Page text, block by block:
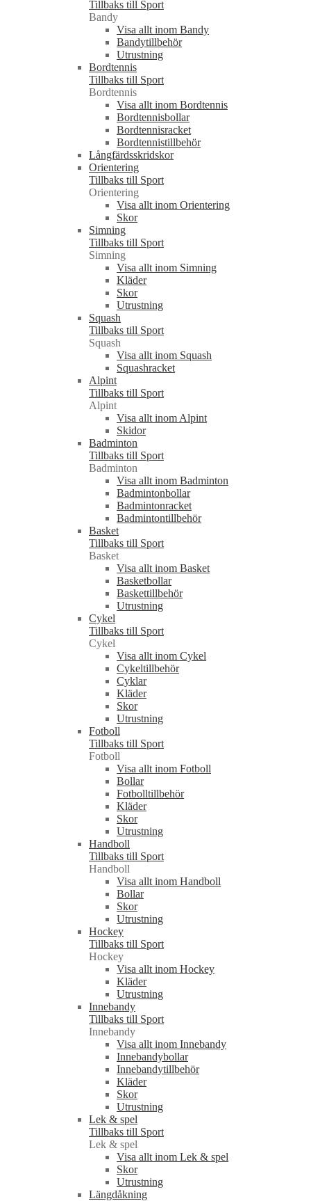
Tillbaks till Sport
Bandy
Visa allt inom Bandy
Bandytillbehör
Utrustning
Bordtennis
Tillbaks till Sport
Bordtennis
Visa allt inom Bordtennis
Bordtennisbollar
Bordtennisracket
Bordtennistillbehör
Långfärdsskridskor
Orientering
Tillbaks till Sport
Orientering
Visa allt inom Orientering
Skor
Simning
Tillbaks till Sport
Simning
Visa allt inom Simning
Kläder
Skor
Utrustning
Squash
Tillbaks till Sport
Squash
Visa allt inom Squash
Squashracket
Alpint
Tillbaks till Sport
Alpint
Visa allt inom Alpint
Skidor
Badminton
Tillbaks till Sport
Badminton
Visa allt inom Badminton
Badmintonbollar
Badmintonracket
Badmintontillbehör
Basket
Tillbaks till Sport
Basket
Visa allt inom Basket
Basketbollar
Baskettillbehör
Utrustning
Cykel
Tillbaks till Sport
Cykel
Visa allt inom Cykel
Cykeltillbehör
Cyklar
Kläder
Skor
Utrustning
Fotboll
Tillbaks till Sport
Fotboll
Visa allt inom Fotboll
Bollar
Fotbolltillbehör
Kläder
Skor
Utrustning
Handboll
Tillbaks till Sport
Handboll
Visa allt inom Handboll
Bollar
Skor
Utrustning
Hockey
Tillbaks till Sport
Hockey
Visa allt inom Hockey
Kläder
Utrustning
Innebandy
Tillbaks till Sport
Innebandy
Visa allt inom Innebandy
Innebandybollar
Innebandytillbehör
Kläder
Skor
Utrustning
Lek & spel
Tillbaks till Sport
Lek & spel
Visa allt inom Lek & spel
Skor
Utrustning
Längdåkning